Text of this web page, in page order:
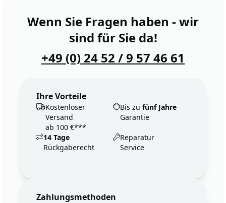
Wenn Sie Fragen haben - wir
sind für Sie da!
+49 (0) 24 52 / 9 57 46 61
Ihre Vorteile
Kostenloser
Versand
ab 100 €***
Bis zu fünf Jahre
Garantie
14 Tage
Rückgaberecht
Reparatur
Service
Zahlungsmethoden